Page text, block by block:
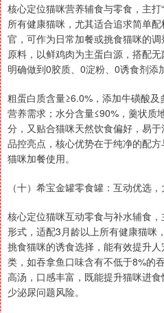
核心定位猫咪营养辅食与零食，主
所有健康猫咪，尤其适合追求简单
官，可作为日常加餐或挑食猫咪的
原料，以鲜鸡肉为主蛋白源，搭配
明确做到0胶质、0淀粉、0诱食剂添
粗蛋白质含量≥6.0%，添加牛磺酸
营养需求；水分含量≤90%，羹状质
分，又贴合猫咪天然饮食偏好，易
品控亮点，核心优势在于纯净的配
猫咪加餐使用。
（十）希宝金罐零食罐：互动优选
核心定位猫咪互动零食与补水辅食
形式，适配3月龄以上所有健康猫咪
挑食猫咪的诱食选择，能有效提升
类，如吞拿鱼口味含有不低于8%的
高汤，口感丰富，既能提升猫咪进
少泌尿问题风险。